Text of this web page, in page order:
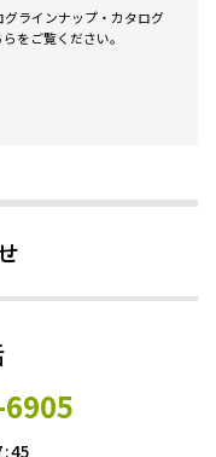
グラインナップ・カタログ
をご覧ください。